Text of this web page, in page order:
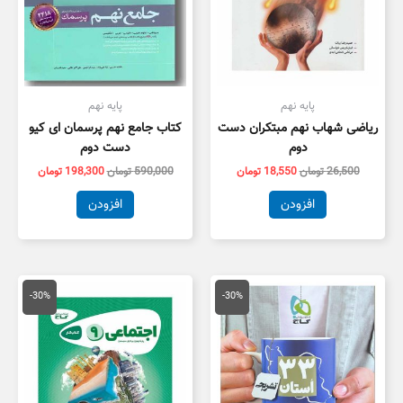
پایه نهم
ریاضی شهاب نهم مبتکران دست
دوم
26,500تومان18,550 تومان
افزودن
پایه نهم
کتاب جامع نهم پرسمان ای کیو
دست دوم
590,000تومان198,300 تومان
افزودن
-30%
قیمت
اصلی
13,000 تومان
بود.
قیمت
فعلی
است.
-30%
اصلی
45,000 تومان
بود.
قیمت
فعلی